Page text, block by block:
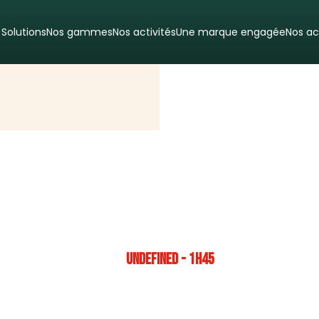
Nos gammesNos activitésUne marque engagéeNos
UNDEFINED - 1H45